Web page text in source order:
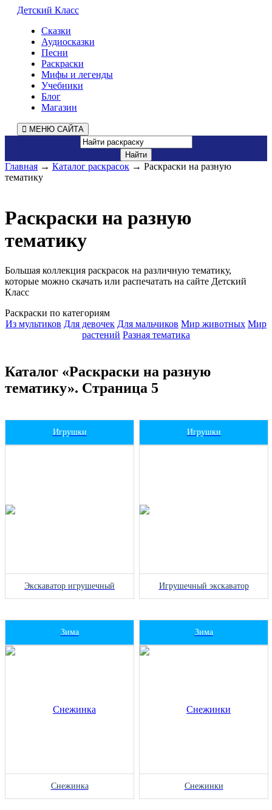
Детский Класс
Сказки
Аудиосказки
Песни
Раскраски
Мифы и легенды
Учебники
Блог
Магазин
МЕНЮ САЙТА
Главная → Каталог раскрасок → Раскраски на разную
тематику
Раскраски на разную
тематику
Большая коллекция раскрасок на различную тематику,
которые можно скачать или распечатать на сайте Детский
Класс
Раскраски по категориям
Из мультиков Для девочек Для мальчиков Мир животных Мир
растений Разная тематика
Каталог «Раскраски на разную
тематику». Страница 5
Игрушки
Экскаватор игрушечный
Игрушки
Игрушечный экскаватор
Зима
Снежинка
Зима
Снежинки